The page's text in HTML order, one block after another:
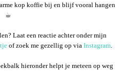
kop koffie bij en blijf vooral hangen
☕︎
Laat een reactie achter onder mijn
of zoek me gezellig op via Instagram
hieronder helpt je meteen op weg